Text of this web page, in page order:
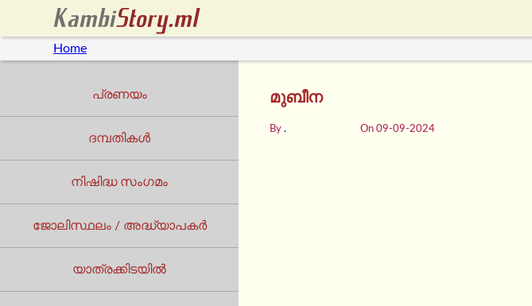
Home
പ്രണയം
ദമ്പതികൾ
നിഷിദ്ധ സംഗമം
ജോലിസ്ഥലം / അദ്ധ്യാപകർ
യാത്രക്കിടയില്‍
മുബീന
By. On 09-09-2024